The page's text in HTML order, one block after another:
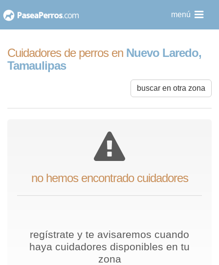
al
menú
Cuidadores de perros en Nuevo Laredo,
Tamaulipas
buscar en otra zona
no hemos encontrado cuidadores
regístrate y te avisaremos cuando
haya cuidadores disponibles en tu
zona